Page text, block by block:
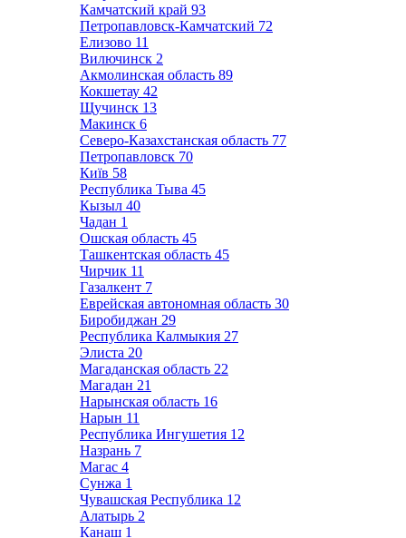
Камчатский край 93
Петропавловск-Камчатский 72
Елизово 11
Вилючинск 2
Акмолинская область 89
Кокшетау 42
Щучинск 13
Макинск 6
Северо-Казахстанская область 77
Петропавловск 70
Київ 58
Республика Тыва 45
Кызыл 40
Чадан 1
Ошская область 45
Ташкентская область 45
Чирчик 11
Газалкент 7
Еврейская автономная область 30
Биробиджан 29
Республика Калмыкия 27
Элиста 20
Магаданская область 22
Магадан 21
Нарынская область 16
Нарын 11
Республика Ингушетия 12
Назрань 7
Магас 4
Сунжа 1
Чувашская Республика 12
Алатырь 2
Канаш 1